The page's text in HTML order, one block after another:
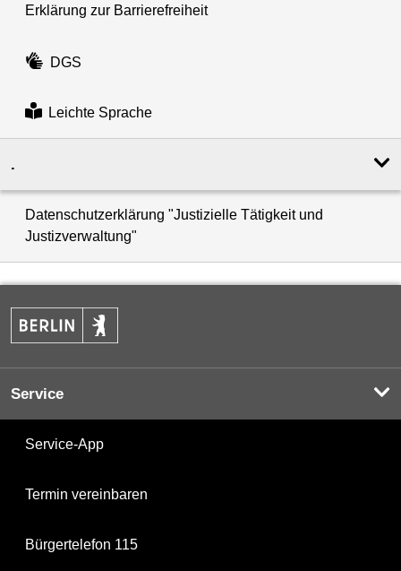
Erklärung zur Barrierefreiheit
DGS
Leichte Sprache
.
Datenschutzerklärung "Justizielle Tätigkeit und
Justizverwaltung"
Service
Service-App
Termin vereinbaren
Bürgertelefon 115